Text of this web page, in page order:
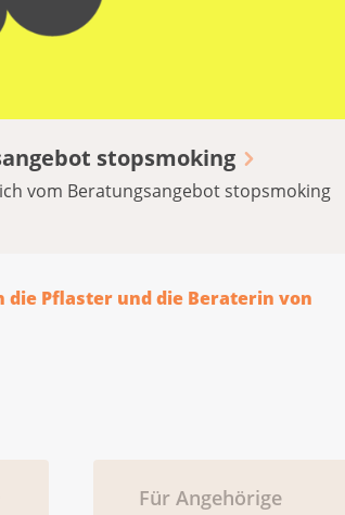
stopsmoking
vom Beratungsangebot stopsmoking
Pflaster und die Beraterin von
Für Angehörige